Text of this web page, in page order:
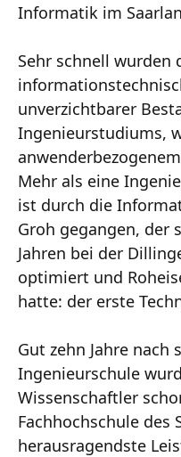
Informatik im
Sehr schnell wurden
unverzichtbarer
Ingenieurstudiums,
Mehr als eine
ist durch die
Groh gegangen, der
Jahren bei der
optimiert und
hatte: der erste
Gut zehn Jahre nach
Ingenieurschule
Wissenschaftler
Fachhochschule des
herausragendste